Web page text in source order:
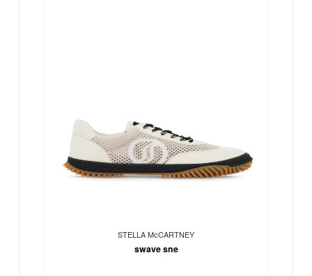
STELLA McCARTNEY
swave sne